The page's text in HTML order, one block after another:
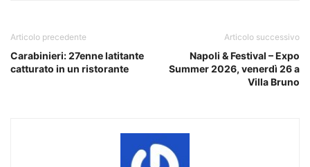
Articolo precedente
Carabinieri: 27enne latitante
catturato in un ristorante
Articolo successivo
Napoli & Festival – Expo
Summer 2026, venerdì 26 a
Villa Bruno